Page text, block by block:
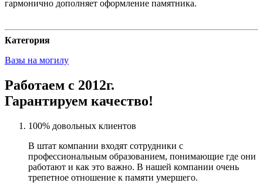
гармонично дополняет оформление памятника.
Категория
Вазы на могилу
Работаем с 2012г.
Гарантируем качество!
100% довольных клиентов
В штат компании входят сотрудники с
профессиональным образованием, понимающие где они
работают и как это важно. В нашей компании очень
трепетное отношение к памяти умершего.